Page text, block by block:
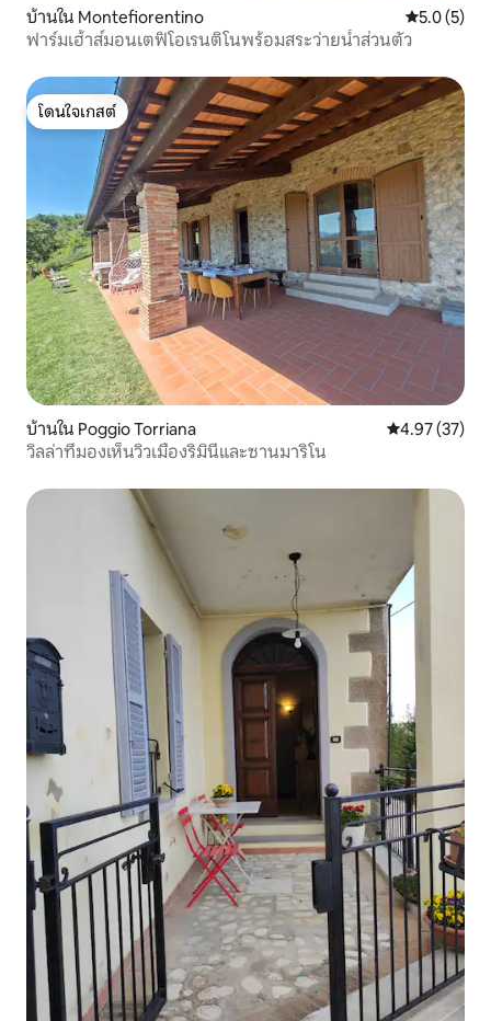
บ้านใน Montefiorentino คะแนนเฉลี่
5.0 (5)
ฟาร์มเฮ้าส์มอนเตฟิโอเรนติโนพร้อมสระว่ายน้ำส่วนตัว
โดนใจเกสต์
โดนใจเกสต์
บ้านใน Poggio Torriana คะแนนเฉลี่ย
4.97 (37)
วิลล่าที่มองเห็นวิวเมืองริมินีและซานมาริโน